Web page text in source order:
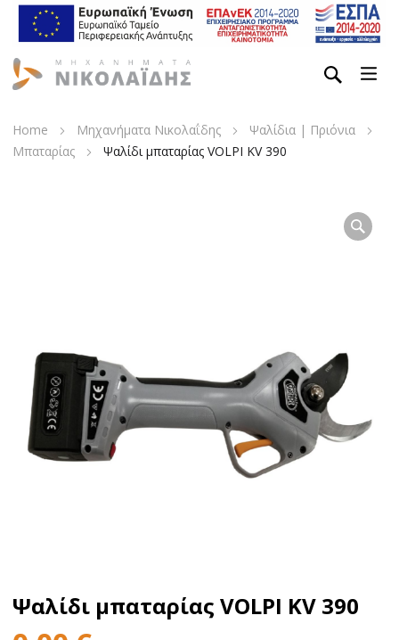
Home Μηχανήματα Νικολαΐδης
Ψαλίδια | Πριόνια
Μπαταρίας
Ψαλίδι μπαταρίας VOLPI KV 390
Ψαλίδι μπαταρίας VOLPI KV 390